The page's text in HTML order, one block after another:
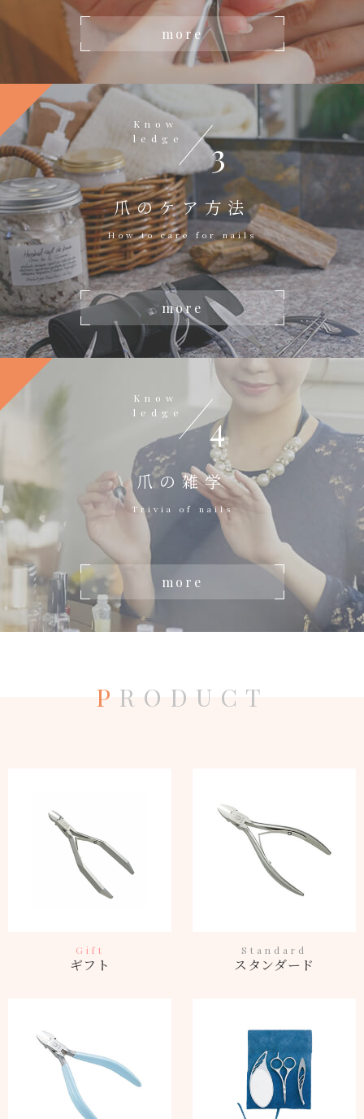
more
Know
ledge
3
爪のケア方法
How to care for nails
more
Know
ledge
4
爪の雑学
Trivia of nails
more
P RODUCT
Gift
ギフト
Standard
スタンダード